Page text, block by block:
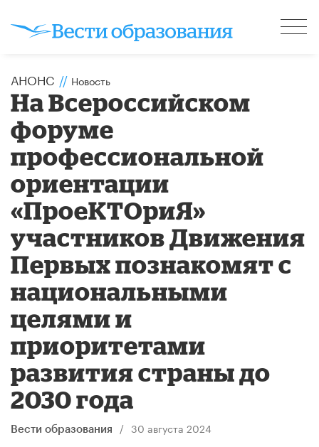
АНОНС // Новость
На Всероссийском
форуме
профессиональной
ориентации
«ПроеКТОриЯ»
участников Движения
Первых познакомят с
национальными
целями и
приоритетами
развития страны до
2030 года
Вести образования / 30 августа 2024